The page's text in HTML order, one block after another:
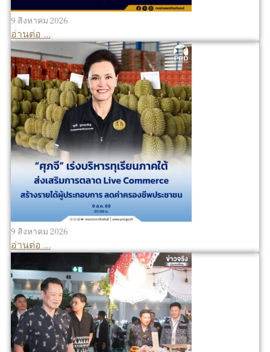
9 สิงหาคม 2026
อ่านต่อ ...
9 สิงหาคม 2026
อ่านต่อ ...